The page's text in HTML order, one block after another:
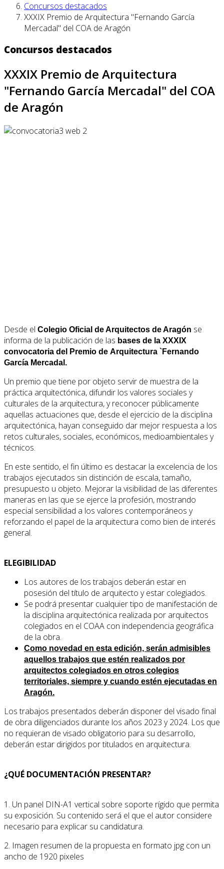
Concursos destacados
XXXIX Premio de Arquitectura "Fernando García
Mercadal" del COA de Aragón
Concursos destacados
XXXIX Premio de Arquitectura
"Fernando García Mercadal" del COA
de Aragón
Desde el Colegio Oficial de Arquitectos de Aragón se
informa de la publicación de las bases de la XXXIX
convocatoria del Premio de Arquitectura `Fernando
García Mercadal.
Un premio que tiene por objeto servir de muestra de la
práctica arquitectónica, difundir los valores sociales y
culturales de la arquitectura, y reconocer públicamente
aquellas actuaciones que, desde el ejercicio de la disciplina
arquitectónica, hayan conseguido dar mejor respuesta a los
retos culturales, sociales, económicos, medioambientales y
técnicos.
En este sentido, el fin último es destacar la excelencia de los
trabajos ejecutados sin distinción de escala, tamaño,
presupuesto u objeto. Mejorar la visibilidad de las diferentes
maneras en las que se ejerce la profesión, mostrando
especial sensibilidad a los valores contemporáneos y
reforzando el papel de la arquitectura como bien de interés
general.
ELEGIBILIDAD
Los autores de los trabajos deberán estar en
posesión del título de arquitecto y estar colegiados.
Se podrá presentar cualquier tipo de manifestación de
la disciplina arquitectónica realizada por arquitectos
colegiados en el COAA con independencia geográfica
de la obra.
Como novedad en esta edición, serán admisibles
aquellos trabajos que estén realizados por
arquitectos colegiados en otros colegios
territoriales, siempre y cuando estén ejecutadas en
Aragón.
Los trabajos presentados deberán disponer del visado final
de obra diligenciados durante los años 2023 y 2024. Los que
no requieran de visado obligatorio para su desarrollo,
deberán estar dirigidos por titulados en arquitectura.
¿QUÉ DOCUMENTACIÓN PRESENTAR?
1. Un panel DIN-A1 vertical sobre soporte rígido que permita
su exposición. Su contenido será el que el autor considere
necesario para explicar su candidatura.
2. Imagen resumen de la propuesta en formato jpg con un
ancho de 1920 pixeles